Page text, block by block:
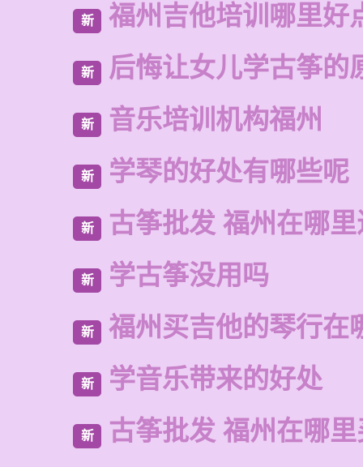
新 福州吉他培训哪里好
新 后悔让女儿学古筝的
新 音乐培训机构福州
新 学琴的好处有哪些呢
新 古筝批发 福州在哪
新 学古筝没用吗
新 福州买吉他的琴行在
新 学音乐带来的好处
新 古筝批发 福州在哪